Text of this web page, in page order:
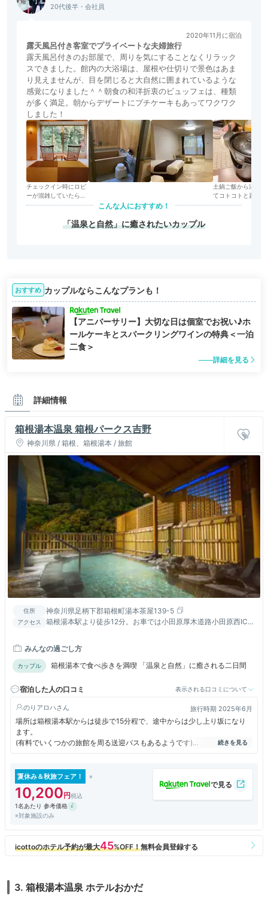
20代後半・会社員
2020年11月に宿泊
露天風呂付き客室でプライベートな夫婦旅行
露天風呂付きのお部屋で、周りを気にすることなくリラック
スできました。館内の大浴場は、屋根や仕切りで景色はあま
り見えませんが、目を閉じると大自然に囲まれているような
感覚になりました＾＾朝食の和洋折衷のビュッフェは、種類
が多く満足。朝からデザートにプチケーキもあってワクワク
しました！
チェックイン時にロビ
ーが混雑していたら、
隣のラウンジも利用で
土鍋ご飯から湯気が
てコトコトと蓋が鳴
音は、私のワクワク
こんな人におすすめ！
「温泉と自然」に癒されたいカップル
おすすめ カップルならこんなプランも！
【アニバーサリー】大切な日は個室でお祝い♪ホ
ールケーキとスパークリングワインの特典＜一泊
二食＞
詳細を見る
詳細情報
箱根湯本温泉 箱根パークス吉野
神奈川県 / 箱根、箱根湯本 / 旅館
住所 神奈川県足柄下郡箱根町湯本茶屋139-5
アクセス
箱根湯本駅より徒歩12分。お車では小田原厚木道路小田原西ICか
みんなの過ごし方
カップル 箱根湯本で食べ歩きを満喫 「温泉と自然」に癒される二日間
宿泊した人の口コミ 表示される口コミについて
のりアロハ 旅行時期 2025年6月
場所は箱根湯本駅からは徒歩で15分程で、途中からは少し上り坂になり
ます。
(有料でいくつかの旅館を周る送迎バスもあるようです)
宿泊したのは10畳に板の間が付いて部屋でバス・トイレ付き。
洗面が2つあり、風呂とトイレは大きめです。
大浴場は内湯と露天風呂があり、男女入替制になっています。
湯上り処の休憩室はかなり広くゆったりとしていて良かったです。
ご飯が一人ずつの釜炊きになっていて期待しましたが、火力に問題がある
のかもう一つ。
夏休み＆秋旅フェア！
10,200
1名あたり 参考価格
※対象施設のみ
3. 箱根湯本温泉 ホテルおかだ